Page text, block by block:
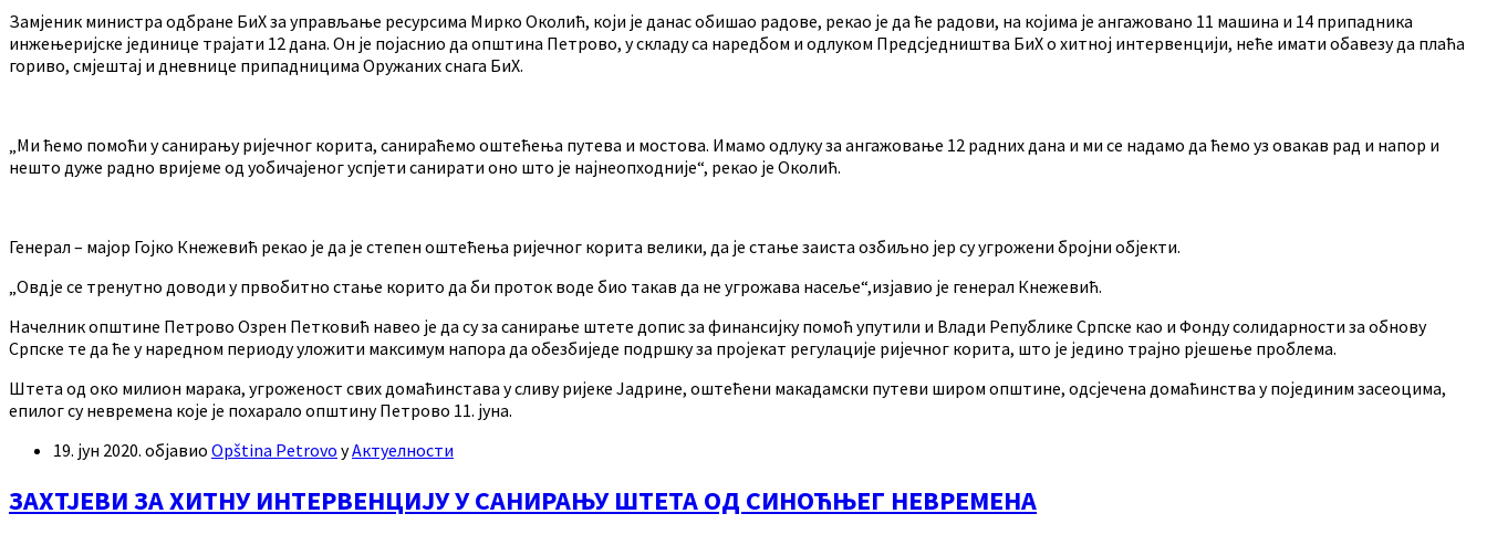
Замјеник министра одбране БиХ за управљање ресурсима Мирко Околић, који је данас обишао радове, рекао је да ће радови, на којима је ангажовано 11 машина и 14 припадника
инжењеријске јединице трајати 12 дана. Он је појаснио да општина Петрово, у складу са наредбом и одлуком Предсједништва БиХ о хитној интервенцији, неће имати обавезу да плаћа
гориво, смјештај и дневнице припадницима Оружаних снага БиХ.
„Ми ћемо помоћи у санирању ријечног корита, санираћемо оштећења путева и мостова. Имамо одлуку за ангажовање 12 радних дана и ми се надамо да ћемо уз овакав рад и напор и
нешто дуже радно вријеме од уобичајеног успјети санирати оно што је најнеопходније“, рекао је Околић.
Генерал – мајор Гојко Кнежевић рекао је да је степен оштећења ријечног корита велики, да је стање заиста озбиљно јер су угрожени бројни објекти.
„Овдје се тренутно доводи у првобитно стање корито да би проток воде био такав да не угрожава насеље“,изјавио је генерал Кнежевић.
Начелник општине Петрово Озрен Петковић навео је да су за санирање штете допис за финансијку помоћ упутили и Влади Републике Српске као и Фонду солидарности за обнову
Српске те да ће у наредном периоду уложити максимум напора да обезбиједе подршку за пројекат регулације ријечног корита, што је једино трајно рјешење проблема.
Штета од око милион марака, угроженост свих домаћинстава у сливу ријеке Јадрине, оштећени макадамски путеви широм општине, одсјечена домаћинства у појединим засеоцима,
епилог су невремена које је похарало општину Петрово 11. јуна.
19. јун 2020. објавио Opština Petrovo уАктуелности
ЗАХТЈЕВИ ЗА ХИТНУ ИНТЕРВЕНЦИЈУ У САНИРАЊУ ШТЕТА ОД СИНОЋЊЕГ НЕВРЕМЕНА